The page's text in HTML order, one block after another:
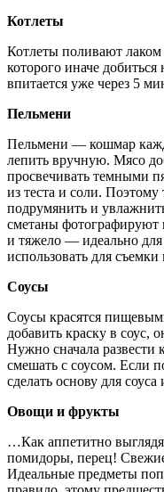
Котлеты
Котлеты поливают
которого иначе
впитается уже через 5
Пельмени
Пельмени — кошмар
лепить вручную. Мясо
просвечивать темными
из теста и соли.
подрумянить и
сметаны фотографируют
и тяжело — идеально
использовать для съемки
Соусы
Соусы красятся
добавить краску в соус,
Нужно сначала развести
смешать с соусом. Если
сделать основу для соуса
Овощи и фрукты
…Как аппетитно
помидоры, перец!
Идеальные предметы